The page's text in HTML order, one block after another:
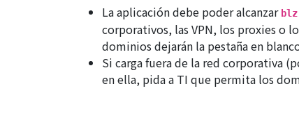
La aplicación debe poder alcanzar
corporativos, las VPN, los proxies o
dominios dejarán la pestaña en
Si carga fuera de la red corporativa
en ella, pida a TI que permita los